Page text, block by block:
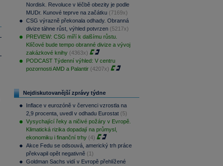
Nordisk. Revoluce v léčbě obezity je podle
MUDr. Kunové teprve na začátku (7169x)
CSG výrazně překonala odhady. Obranná
divize táhne růst, výhled potvrzen (5217x)
PREVIEW: CSG míří k dalšímu růstu.
Klíčové bude tempo obranné divize a vývoj
zakázkové knihy (4363x)
PODCAST Týdenní výhled: V centru
pozornosti AMD a Palantir (4207x)
Nejdiskutovanější zprávy týdne
Inflace v eurozóně v červenci vzrostla na
2,9 procenta, uvedl v odhadu Eurostat (5)
Vysychající řeky a ničivé požáry v Evropě.
Klimatická rizika dopadají na průmysl,
ekonomiku i finanční trhy (4)
Akce Fedu se odsouvá, americký trh práce
překvapil opět negativně (1)
Goldman Sachs vidí v Evropě přehlížené